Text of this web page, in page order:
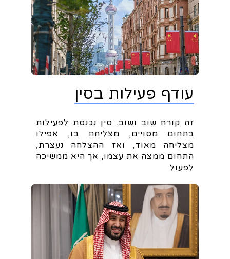
עודף פעילות בסין
זה קורה שוב ושוב. סין נכנסת לפעילות
בתחום מסויים, מצליחה בו, אפילו
מצליחה מאוד, ואז ההצלחה נעצרת,
התחום ממצה את עצמו, אך היא ממשיכה
לפעול